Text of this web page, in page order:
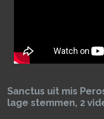
Sanctus uit mis
lage stemmen, 2